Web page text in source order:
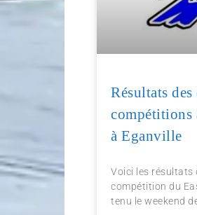
Résultats
compétitions
à Eganville
Voici les résultats
compétition du
tenu le weekend